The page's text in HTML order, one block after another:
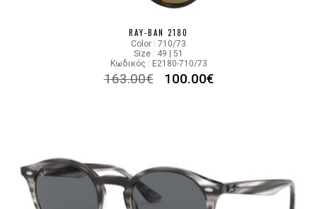
RAY-BAN 2180
Color : 710/73
Size : 49 | 51
Κωδικός : E2180-710/73
163.00€ 100.00€